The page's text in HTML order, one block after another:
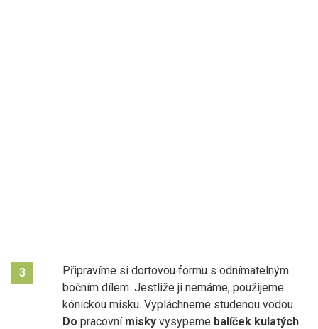
3
Připravíme si dortovou formu s odnímatelným
bočním dílem. Jestliže ji nemáme, použijeme
kónickou misku. Vypláchneme studenou vodou.
Do pracovnímisky vysypeme balíček kulatých